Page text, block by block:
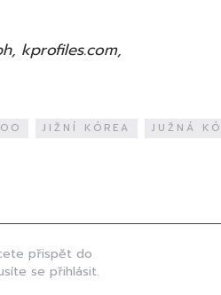
kprofiles.com,
JIŽNÍ KÓREA JUŽNÁ
přispět do
se přihlásit.